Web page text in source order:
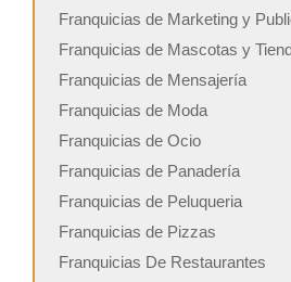
Franquicias de Marketing y
Franquicias de Mascotas y
Franquicias de Mensajería
Franquicias de Moda
Franquicias de Ocio
Franquicias de Panadería
Franquicias de Peluqueria
Franquicias de Pizzas
Franquicias De Restaurantes